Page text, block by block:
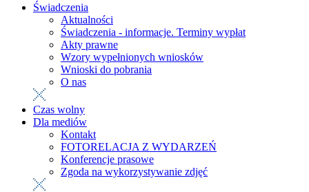
Świadczenia
Aktualności
Świadczenia - informacje. Terminy wypłat
Akty prawne
Wzory wypełnionych wniosków
Wnioski do pobrania
O nas
Czas wolny
Dla mediów
Kontakt
FOTORELACJA Z WYDARZEŃ
Konferencje prasowe
Zgoda na wykorzystywanie zdjęć